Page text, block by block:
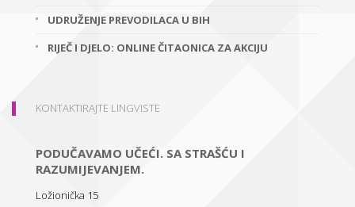
UDRUŽENJE PREVODILACA U BIH
RIJEČ I DJELO: ONLINE ČITAONICA ZA AKCIJU
KONTAKTIRAJTE LINGVISTE
PODUČAVAMO UČEĆI. SA STRAŠĆU I
RAZUMIJEVANJEM.
Ložionička 15